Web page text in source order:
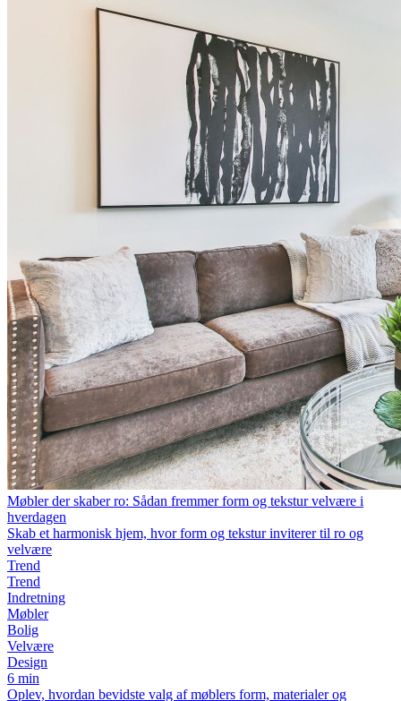
Møbler der skaber ro: Sådan fremmer form og tekstur velvære i
hverdagen
Skab et harmonisk hjem, hvor form og tekstur inviterer til ro og
velvære
Trend
Trend
Indretning
Møbler
Bolig
Velvære
Design
6 min
Oplev, hvordan bevidste valg af møblers form, materialer og